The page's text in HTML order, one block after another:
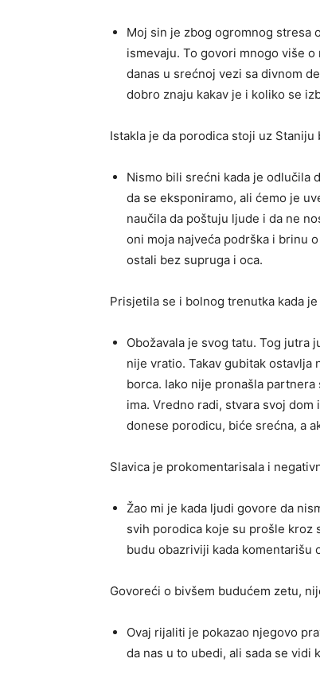
Moj sin je zbog ogromnog stresa
ismevaju. To govori mnogo više
danas u srećnoj vezi sa divnom
dobro znaju kakav je i koliko se
Istakla je da porodica stoji uz Staniju
Nismo bili srećni kada je odlučila
da se eksponiramo, ali ćemo je
naučila da poštuju ljude i da ne
oni moja najveća podrška i brinu
ostali bez supruga i oca.
Prisjetila se i bolnog trenutka kada
Obožavala je svog tatu. Tog jutra
nije vratio. Takav gubitak ostavlja
borca. Iako nije pronašla
ima. Vredno radi, stvara svoj
donese porodicu, biće srećna, a
Slavica je prokomentarisala i
Žao mi je kada ljudi govore da
svih porodica koje su prošle kroz
budu obazriviji kada komentarišu
Govoreći o bivšem budućem zetu,
Ovaj rijaliti je pokazao njegovo
da nas u to ubedi, ali sada se vidi